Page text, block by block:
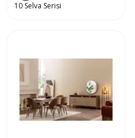
10 Selva Serisi